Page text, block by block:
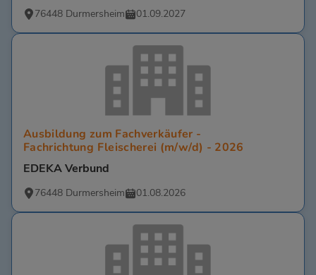
76448 Durmersheim 01.09.2027
Ausbildung zum Fachverkäufer -
Fachrichtung Fleischerei (m/w/d) - 2026
EDEKA Verbund
76448 Durmersheim 01.08.2026